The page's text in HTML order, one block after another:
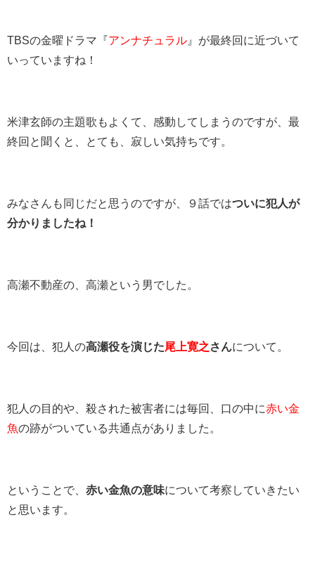
TBSの金曜ドラマ『アンナチュラル 』が最終回に近づいて
いっていますね！
米津玄師の主題歌もよくて、感動してしまうのですが、最
終回と聞くと、とても、寂しい気持ちです。
みなさんも同じだと思うのですが、９話ではついに犯人が
分かりましたね！
高瀬不動産の、高瀬という男でした。
今回は、犯人の高瀬役を演じた尾上寛之さんについて。
犯人の目的や、殺された被害者には毎回、口の中に赤い金
魚の跡がついている共通点がありました。
ということで、 赤い金魚の意味について考察していきたい
と思います。